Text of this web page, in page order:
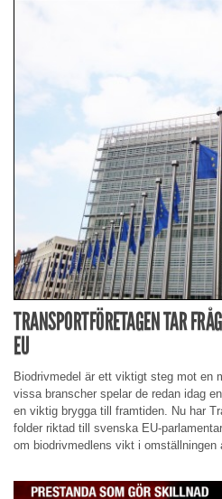
TRANSPORTFÖRETAGEN TAR
EU
Biodrivmedel är ett viktigt steg mot en
vissa branscher spelar de redan idag
en viktig brygga till framtiden. Nu har
folder riktad till svenska EU-
om biodrivmedlens vikt i omställningen